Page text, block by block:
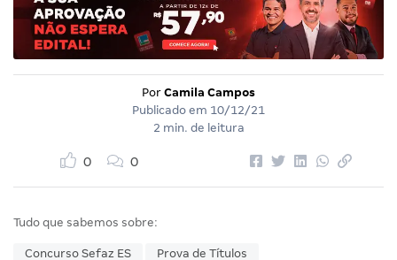
Por Camila Campos
Publicado em 10/12/21
2 min. de leitura
0 0
Tudo que sabemos sobre:
Concurso Sefaz ES Prova de Títulos